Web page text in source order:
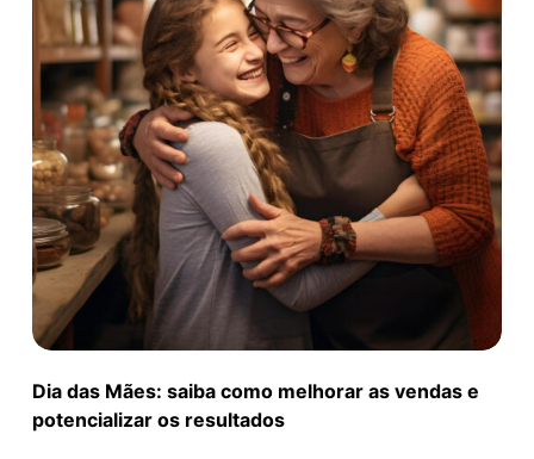
Dia das Mães: saiba como melhorar as vendas e
potencializar os resultados